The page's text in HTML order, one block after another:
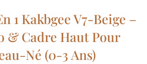
1 Kakbgee V7-Beige –
& Cadre Haut Pour
Né (0-3 Ans)